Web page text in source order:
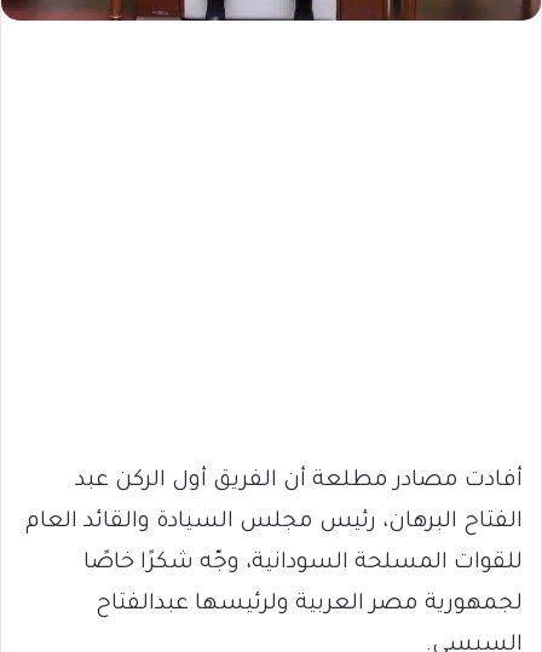
أفادت مصادر مطلعة أن الفريق أول الركن عبد
الفتاح البرهان، رئيس مجلس السيادة والقائد العام
للقوات المسلحة السودانية، وجّه شكرًا خاصًا
لجمهورية مصر العربية ولرئيسها عبدالفتاح
السيسي.